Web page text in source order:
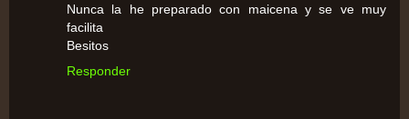
Nunca la he preparado con maicena y se ve muy
facilita
Besitos
Responder